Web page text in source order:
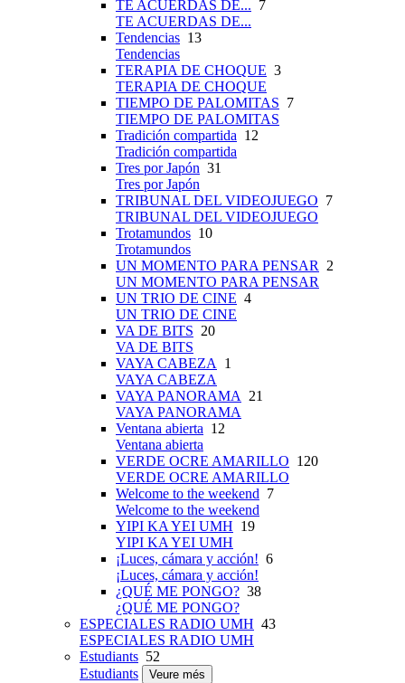
TE ACUERDAS DE... 7
TE ACUERDAS DE...
Tendencias 13
Tendencias
TERAPIA DE CHOQUE 3
TERAPIA DE CHOQUE
TIEMPO DE PALOMITAS 7
TIEMPO DE PALOMITAS
Tradición compartida 12
Tradición compartida
Tres por Japón 31
Tres por Japón
TRIBUNAL DEL VIDEOJUEGO 7
TRIBUNAL DEL VIDEOJUEGO
Trotamundos 10
Trotamundos
UN MOMENTO PARA PENSAR
2
UN MOMENTO PARA PENSAR
UN TRIO DE CINE 4
UN TRIO DE CINE
VA DE BITS 20
VA DE BITS
VAYA CABEZA
1
VAYA CABEZA
VAYA PANORAMA
21
VAYA PANORAMA
Ventana abierta 12
Ventana abierta
VERDE OCRE AMARILLO 120
VERDE OCRE AMARILLO
Welcome to the weekend 7
Welcome to the weekend
YIPI KA YEI UMH 19
YIPI KA YEI UMH
¡Luces, cámara y acción! 6
¡Luces, cámara y acción!
¿QUÉ ME PONGO? 38
¿QUÉ ME PONGO?
ESPECIALES RADIO UMH 43
ESPECIALES RADIO UMH
Estudiants 52
Estudiants
Veure més